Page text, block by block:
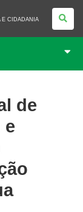
E CIDADANIA
de
e